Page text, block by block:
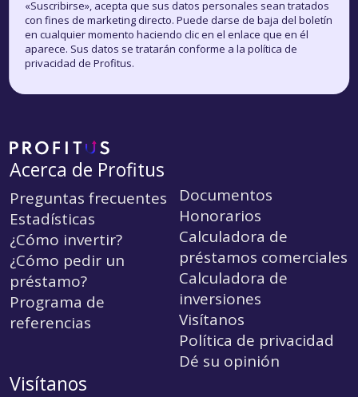
«Suscribirse», acepta que sus datos personales sean tratados
con fines de marketing directo. Puede darse de baja del boletín
en cualquier momento haciendo clic en el enlace que en él
aparece. Sus datos se tratarán conforme a la política de
privacidad de Profitus.
Acerca de Profitus
Preguntas frecuentes
Estadísticas
¿Cómo invertir?
¿Cómo pedir un
préstamo?
Programa de
referencias
Documentos
Honorarios
Calculadora de
préstamos comerciales
Calculadora de
inversiones
Visítanos
Política de privacidad
Dé su opinión
Visítanos